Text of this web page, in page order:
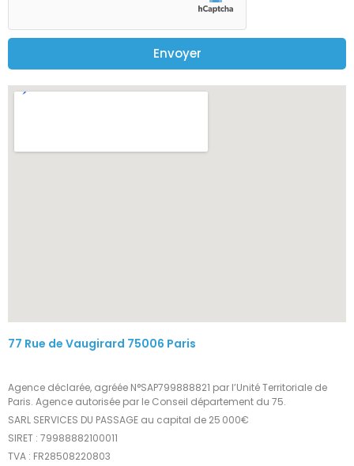
Envoyer
77 Rue de Vaugirard 75006 Paris
Agence déclarée, agréée N°SAP799888821 par l’Unité Territoriale de
Paris. Agence autorisée par le Conseil département du 75.
SARL SERVICES DU PASSAGE au capital de 25 000€
SIRET : 79988882100011
TVA : FR28508220803